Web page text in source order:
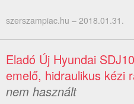
szerszampiac.hu – 2018.01.31.
Eladó Új Hyundai
emelő, hidraulikus kézi
nem használt